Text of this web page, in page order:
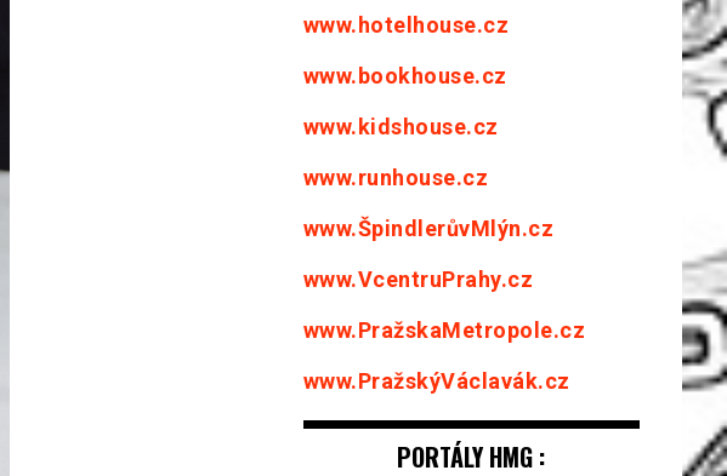
www.hotelhouse.cz
www.bookhouse.cz
www.kidshouse.cz
www.runhouse.cz
www.ŠpindlerůvMlýn.cz
www.VcentruPrahy.cz
www.PražskaMetropole.cz
www.PražskýVáclavák.cz
PORTÁLY HMG :